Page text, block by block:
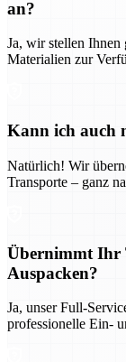
an?
Ja, wir stellen Ihnen
Materialien zur
Kann ich auch
Natürlich! Wir
Transporte – ganz
Übernimmt Ihr
Auspacken?
Ja, unser Full-
professionelle Ein-